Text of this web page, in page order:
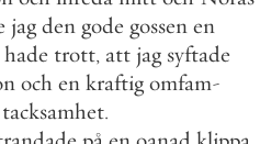
jag den gode gossen en
hade trott, att jag syftade
och en kraftig omfam-
tacksamhet.